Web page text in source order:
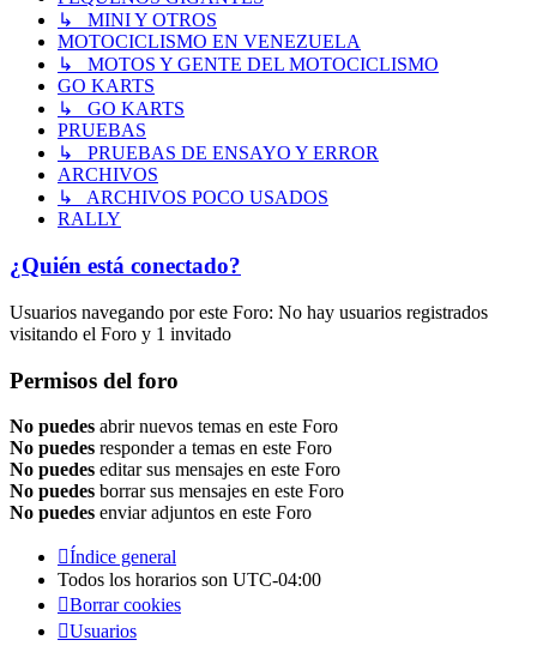
↳ MINI Y OTROS
MOTOCICLISMO EN VENEZUELA
↳ MOTOS Y GENTE DEL MOTOCICLISMO
GO KARTS
↳ GO KARTS
PRUEBAS
↳ PRUEBAS DE ENSAYO Y ERROR
ARCHIVOS
↳ ARCHIVOS POCO USADOS
RALLY
¿Quién está conectado?
Usuarios navegando por este Foro: No hay usuarios registrados
visitando el Foro y 1 invitado
Permisos del foro
No puedes abrir nuevos temas en este Foro
No puedes responder a temas en este Foro
No puedes editar sus mensajes en este Foro
No puedes borrar sus mensajes en este Foro
No puedes enviar adjuntos en este Foro
Índice general
Todos los horarios son UTC-04:00
Borrar cookies
Usuarios